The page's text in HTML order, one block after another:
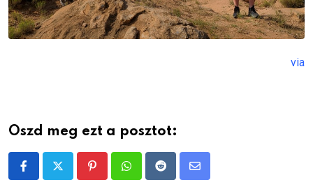
via
Oszd meg ezt a posztot:
PinterestWhatsappRedditShare